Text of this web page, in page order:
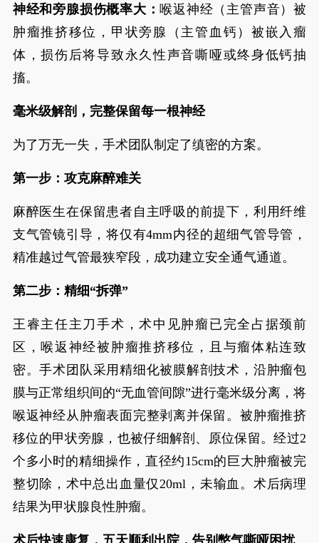
神经和旁腺损伤概率大：喉返神经（主管声音）被
肿瘤推挤移位，甲状旁腺（主管血钙）被嵌入瘤
体，损伤后将导致永久性声音嘶哑或终身低钙抽
搐。
毫米级解剖，完整保留每一根神经
为了万无一失，手术团队制定了缜密的方案。
第一步：攻克麻醉难关
麻醉医生在保留患者自主呼吸的前提下，利用纤维
支气管镜引导，将仅有4mm内径的超细气管导管，
精准越过气管最狭窄段，成功建立安全通气通道。
第二步：精细“拆弹”
王睿主任主刀手术，术中见肿瘤已完全占据颈前
区，喉返神经被肿瘤推挤移位，且与瘤体粘连致
密。手术团队采用精细化被膜解剖技术，沿肿瘤包
膜与正常组织间的“无血管间隙”进行毫米级分离，将
喉返神经从肿瘤表面完整剥离并保留。被肿瘤推挤
移位的甲状旁腺，也被仔细解剖、原位保留。经过2
个多小时的精细操作，直径约15cm的巨大肿瘤被完
整切除，术中总出血量仅20ml，未输血。术后病理
结果为甲状腺良性肿瘤。